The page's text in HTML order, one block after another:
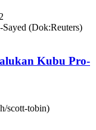
Kubu Pro-